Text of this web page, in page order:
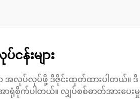
န်းများ
ာ အလုပ်လုပ်ဖို့ ဒီဇိုင်းထုတ်ထားပါတယ်။ ဒီ
စိုက်ပါတယ်။ လျှပ်စစ်ဓာတ်အားပေးမှု